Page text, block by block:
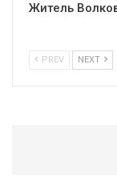
Житель
PREV NEXT